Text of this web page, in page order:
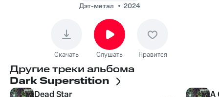
Дэт-метал
2024
Скачать Слушать Нравится
Другие треки альбома
Dark Superstition
Dead Star A